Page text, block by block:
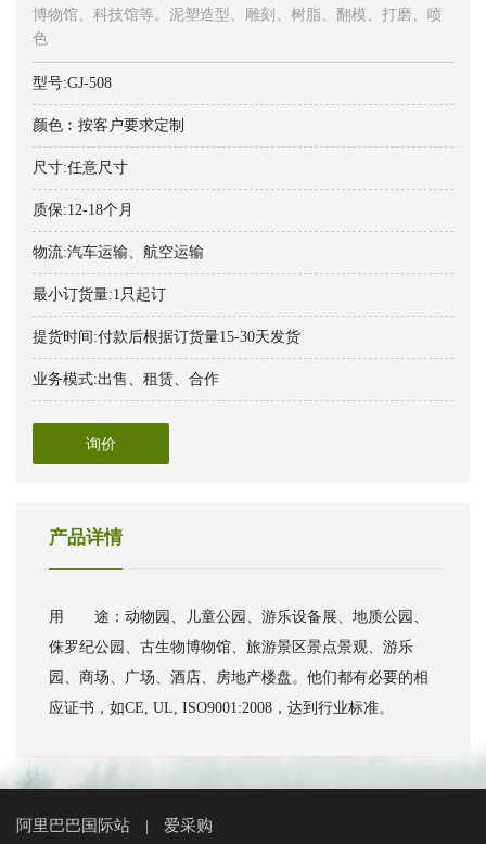
博物馆、科技馆等。泥塑造型、雕刻、树脂、翻模、打磨、喷
色
型号:GJ-508
颜色︰按客户要求定制
尺寸:任意尺寸
质保:12-18个月
物流:汽车运输、航空运输
最小订货量:1只起订
提货时间:付款后根据订货量15-30天发货
业务模式:出售、租赁、合作
询价
产品详情
用 途：动物园、儿童公园、游乐设备展、地质公园、
侏罗纪公园、古生物博物馆、旅游景区景点景观、游乐
园、商场、广场、酒店、房地产楼盘。他们都有必要的相
应证书，如CE, UL, ISO9001:2008，达到行业标准。
阿里巴巴国际站 爱采购